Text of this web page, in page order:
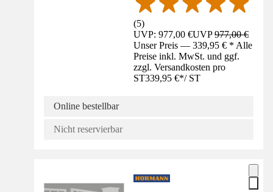
(5)
UVP: 977,00 €UVP977,00 €
Unser Preis — 339,95 € * Alle
Preise inkl. MwSt. und ggf.
zzgl. Versandkosten pro
ST339,95 €*/ ST
Online bestellbar
Nicht reservierbar